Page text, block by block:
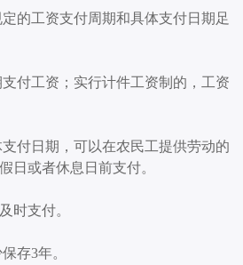
的工资支付周期和具体支付日期足
付工资； 实行计件工资制的，工资
付日期，可以在农民工提供劳动的
日或者休息日前支付。
时支付。
存3年。